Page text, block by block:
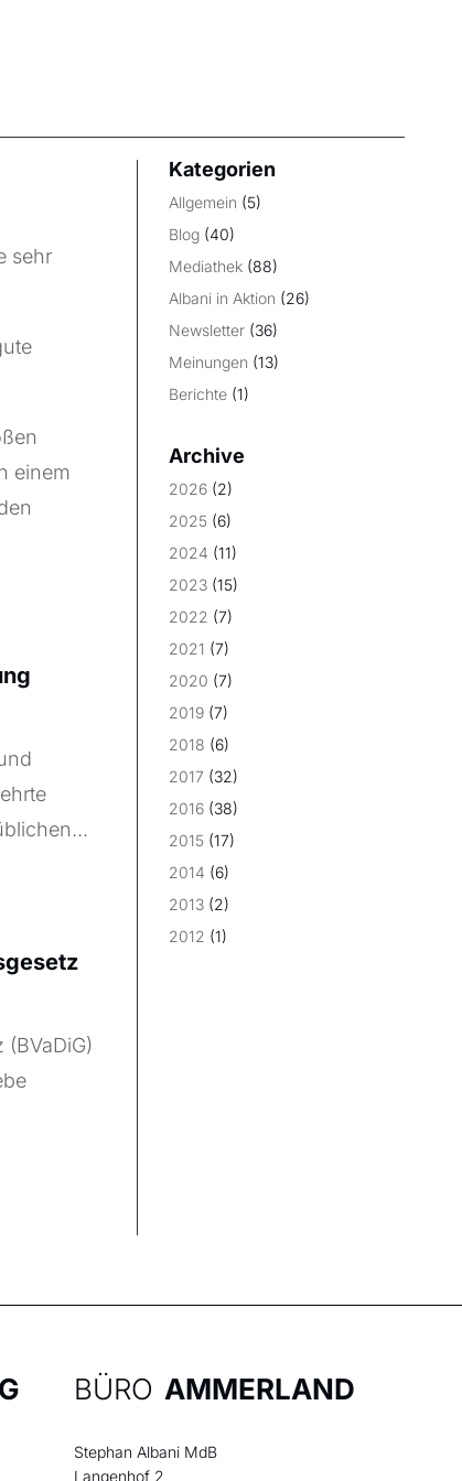
sehr
einem
Kategorien
Allgemein (5)
Blog (40)
Mediathek (88)
Albani in Aktion (26)
Newsletter (36)
Meinungen (13)
Berichte (1)
Archive
2026 (2)
2025 (6)
2024 (11)
2023 (15)
2022 (7)
2021 (7)
2020 (7)
2019 (7)
2018 (6)
2017 (32)
2016 (38)
2015 (17)
2014 (6)
2013 (2)
2012 (1)
BÜRO AMMERLAND
Stephan Albani MdB
Langenhof 2